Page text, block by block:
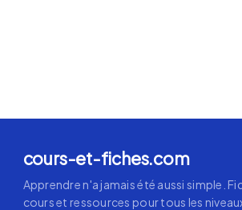
cours-et-fiches.com
Apprendre n'a jamais été aussi simple.
cours et ressources pour tous les